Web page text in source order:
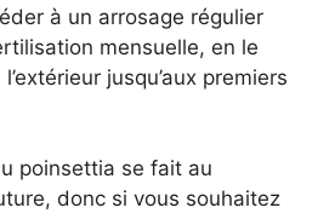
à un arrosage régulier
mensuelle, en le
jusqu’aux premiers
poinsettia se fait au
donc si vous souhaitez